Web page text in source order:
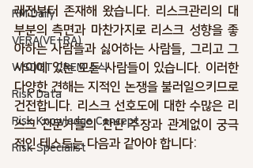
RM Daily
VERA(VE+RA)
WSDOT CREM 소식
Risk Data
Risk Knowledge.Concept
Risk Specialist
래전부터 존재해 왔습니다. 리스크관리의 대
부분의 측면과 마찬가지로 리스크 성향을 좋
아하는 사람들과 싫어하는 사람들, 그리고 그
사이에 있는 모든 사람들이 있습니다. 이러한
다양한 견해는 지적인 논쟁을 불러일으키므로
건전합니다. 리스크 선호도에 대한 수많은 리
스크 전문가들의 찬반 주장과 관계없이 궁극
적인 테스트는 다음과 같아야 합니다: